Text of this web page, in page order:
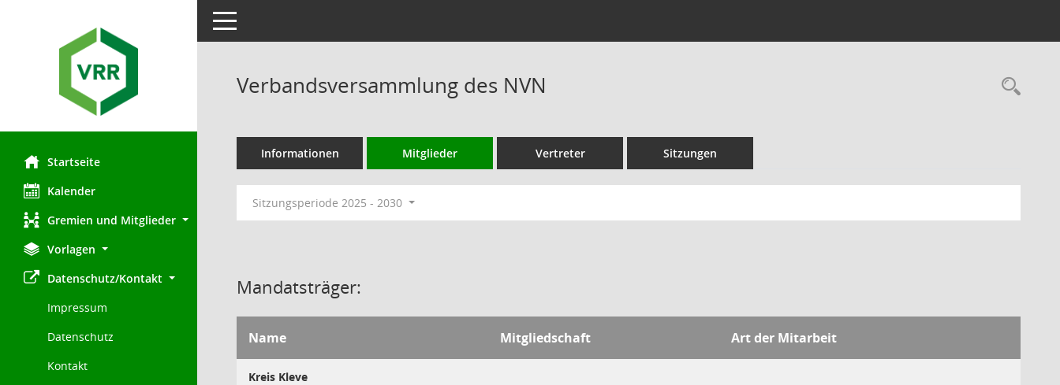
Startseite
Kalender
Gremien und Mitglieder
Vorlagen
Datenschutz/Kontakt
Impressum
Datenschutz
Kontakt
Toggle navigation
Verbandsversammlung des NVN
Informationen Mitglieder Vertreter Sitzungen
Sitzungsperiode 2025 - 2030
Mandatsträger:
Name Mitgliedschaft Art der Mitarbeit
Kreis Kleve